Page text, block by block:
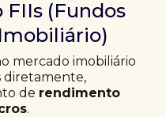
FIIs (Fundos
mercado imobiliário
diretamente,
de rendimento
.